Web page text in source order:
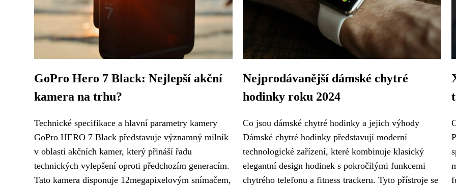
GoPro Hero 7 Black: Nejlepší akční
kamera na trhu?
Technické specifikace a hlavní parametry kamery
GoPro HERO 7 Black představuje významný milník
v oblasti akčních kamer, který přináší řadu
technických vylepšení oproti předchozím generacím.
Tato kamera disponuje 12megapixelovým snímačem,
Nejprodávanější dámské chytré
hodinky roku 2024
Co jsou dámské chytré hodinky a jejich výhody
Dámské chytré hodinky představují moderní
technologické zařízení, které kombinuje klasický
elegantní design hodinek s pokročilými funkcemi
chytrého telefonu a fitness trackeru. Tyto přístroje se